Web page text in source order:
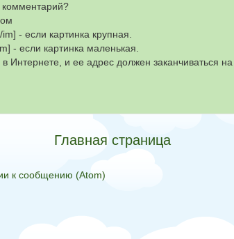
комментарий?
- если картинка крупная.
- если картинка маленькая.
Интернете, и ее адрес должен заканчиваться
Главная страница
к сообщению (Atom)